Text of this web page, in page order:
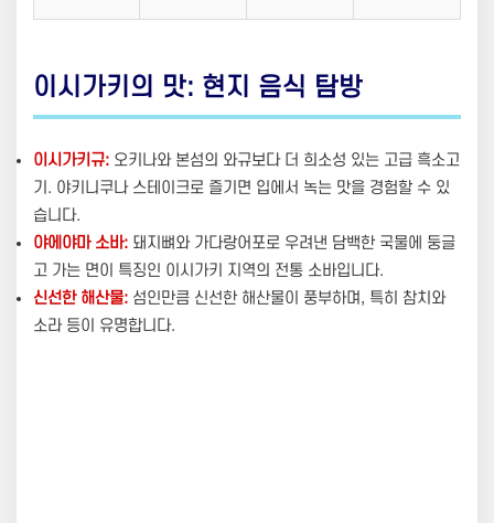
이시가키의 맛: 현지 음식 탐방
이시가키규: 오키나와 본섬의 와규보다 더 희소성 있는 고급 흑소고
기. 야키니쿠나 스테이크로 즐기면 입에서 녹는 맛을 경험할 수 있
습니다.
야에야마 소바: 돼지뼈와 가다랑어포로 우려낸 담백한 국물에 둥글
고 가는 면이 특징인 이시가키 지역의 전통 소바입니다.
신선한 해산물: 섬인만큼 신선한 해산물이 풍부하며, 특히 참치와
소라 등이 유명합니다.